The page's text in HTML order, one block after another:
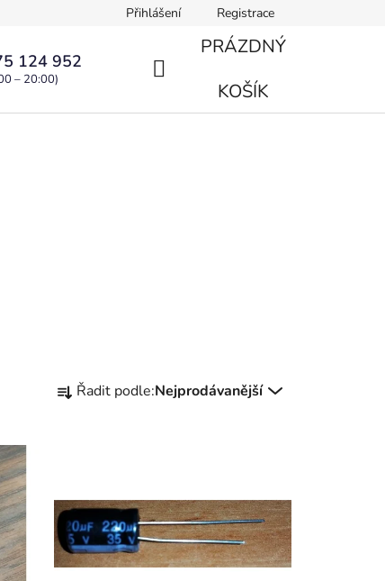
Přihlášení Registrace
124 952
– 20:00)
NÁKUPNÍ
PRÁZDNÝ
KOŠÍK
a
í
p
r
o
Řadit podle:Nejprodávanější